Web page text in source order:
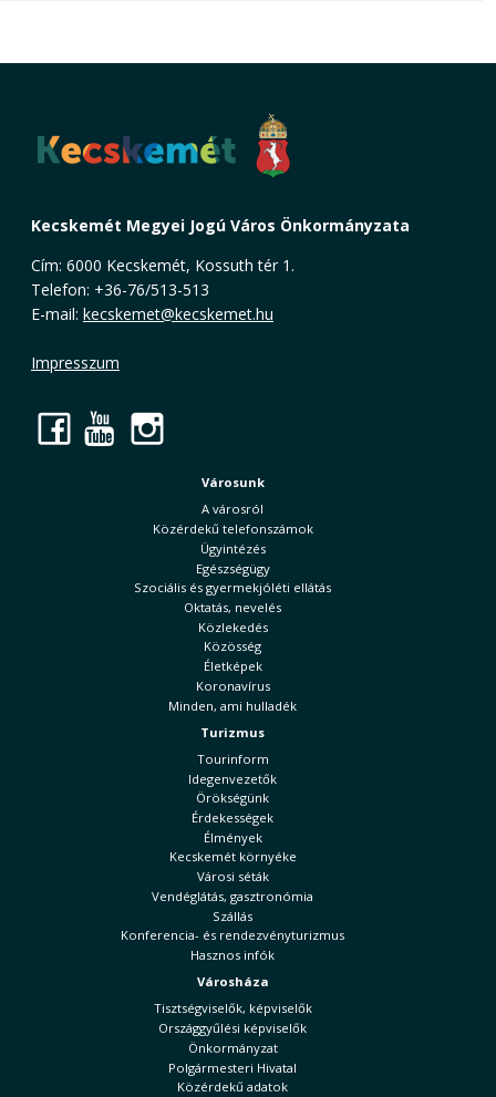
Kecskemét Megyei Jogú Város Önkormányzata
Cím: 6000 Kecskemét, Kossuth tér 1.
Telefon: +36-76/513-513
E-mail: kecskemet@kecskemet.hu
Impresszum
Facebook
YouTube
Városunk
A városról
Közérdekű telefonszámok
Ügyintézés
Egészségügy
Szociális és gyermekjóléti ellátás
Oktatás, nevelés
Közlekedés
Közösség
Életképek
Koronavírus
Minden, ami hulladék
Turizmus
Tourinform
Idegenvezetők
Örökségünk
Érdekességek
Élmények
Kecskemét környéke
Városi séták
Vendéglátás, gasztronómia
Szállás
Konferencia- és rendezvényturizmus
Hasznos infók
Városháza
Tisztségviselők, képviselők
Országgyűlési képviselők
Önkormányzat
Polgármesteri Hivatal
Közérdekű adatok